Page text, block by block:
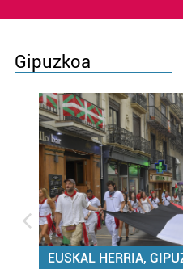
Gipuzkoa
EUSKAL HERRIA,